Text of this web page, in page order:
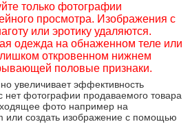
только фотографии
просмотра. Изображения с
или эротику удаляются.
одежда на обнаженном теле или
откровенном нижнем
половые признаки.
увеличивает эффективность
нет фотографии продаваемого товара
фото например на
или создать изображение с помощью